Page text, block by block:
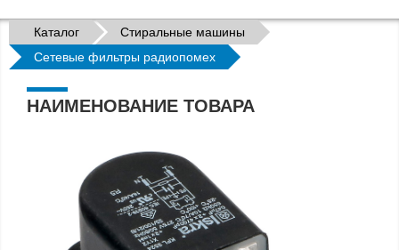
Каталог
Стиральные машины
Сетевые фильтры радиопомех
НАИМЕНОВАНИЕ ТОВАРА